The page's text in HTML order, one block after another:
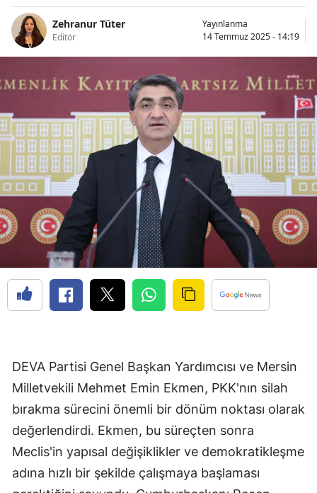
Zehranur Tüter
Editör
Yayınlanma
14 Temmuz 2025 - 14:19
DEVA Partisi Genel Başkan Yardımcısı ve Mersin
Milletvekili Mehmet Emin Ekmen, PKK'nın silah
bırakma sürecini önemli bir dönüm noktası olarak
değerlendirdi. Ekmen, bu süreçten sonra
Meclis'in yapısal değişiklikler ve demokratikleşme
adına hızlı bir şekilde çalışmaya başlaması